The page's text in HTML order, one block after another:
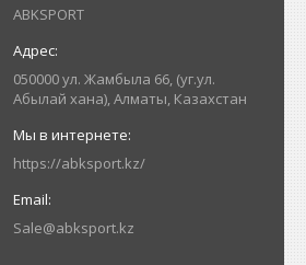
ABKSPORT
050000 ул. Жамбыла 66, (уг.ул.
Абылай хана), Алматы, Казахстан
https://abksport.kz/
Sale@abksport.kz